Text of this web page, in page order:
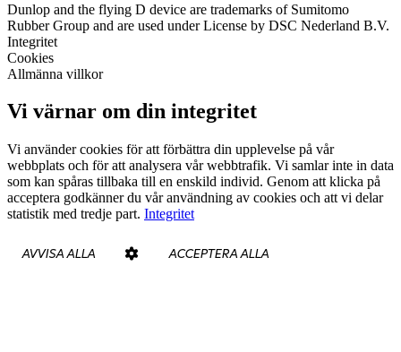
Dunlop and the flying D device are trademarks of Sumitomo
Rubber Group and are used under License by DSC Nederland B.V.
Integritet
Cookies
Allmänna villkor
Vi värnar om din integritet
Vi använder cookies för att förbättra din upplevelse på vår
webbplats och för att analysera vår webbtrafik. Vi samlar inte in data
som kan spåras tillbaka till en enskild individ. Genom att klicka på
acceptera godkänner du vår användning av cookies och att vi delar
statistik med tredje part. Integritet
AVVISA ALLA ACCEPTERA ALLA